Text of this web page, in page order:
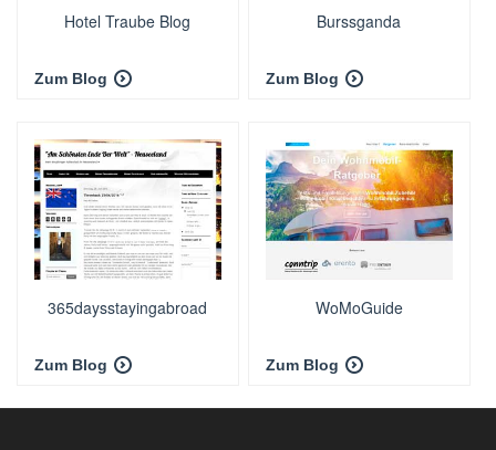
Hotel Traube Blog
Zum Blog
Burssganda
Zum Blog
365daysstayingabroad
Zum Blog
WoMoGuide
Zum Blog